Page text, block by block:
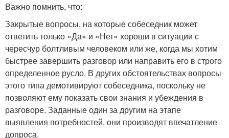
Важно помнить, что:
Закрытые вопросы, на которые собеседник может
ответить только «Да» и «Нет» хороши в ситуации с
чересчур болтливым человеком или же, когда мы хотим
быстрее завершить разговор или направить его в строго
определенное русло. В других обстоятельствах вопросы
этого типа демотивируют собеседника, поскольку не
позволяют ему показать свои знания и убеждения в
разговоре. Заданные один за другим на этапе
выявления потребностей, они производят впечатление
допроса.